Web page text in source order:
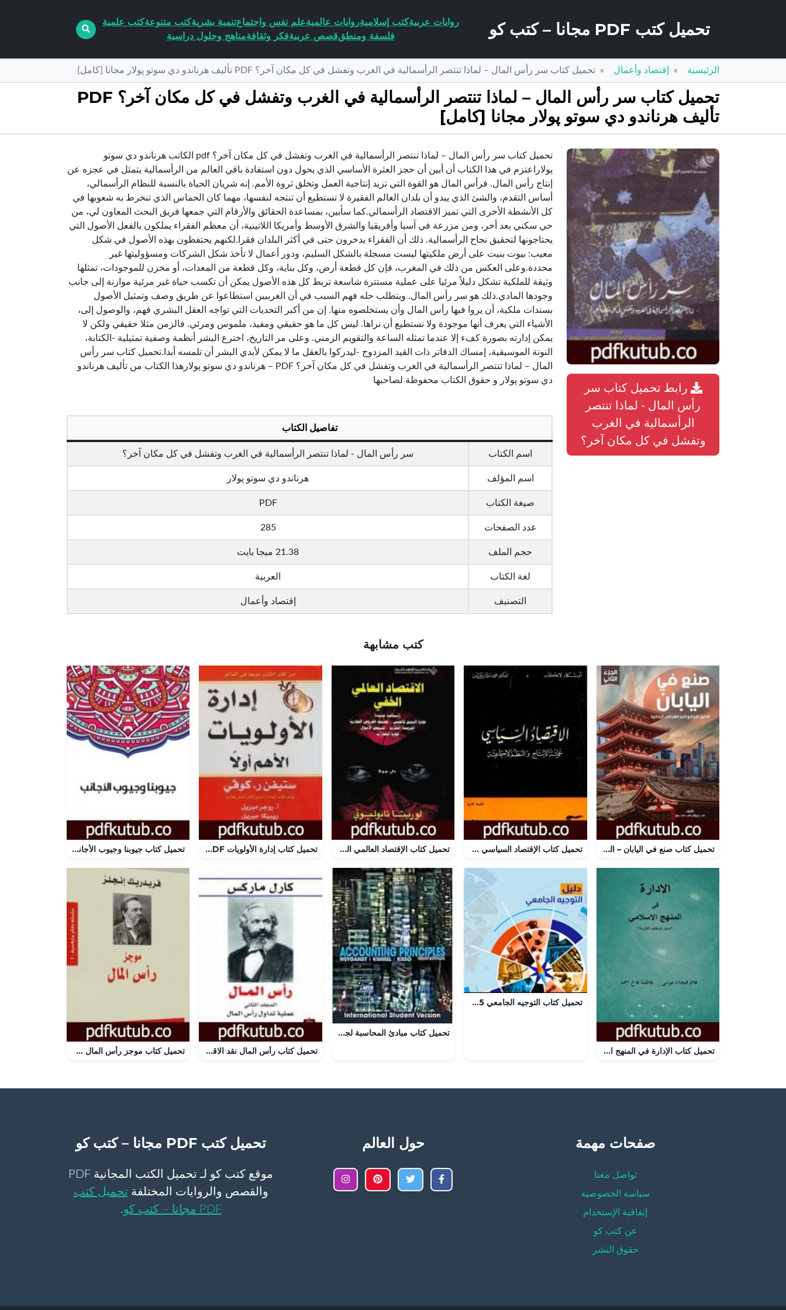
تحميل كتب PDF مجانا – كتب كو روايات عربيةكتب إسلاميةروايات عالميةعلم نفس واجتماعتنمية بشريةكتب متنوعةكتب علمية
فلسفة ومنطققصص عربيةفكر وثقافةمناهج وحلول دراسية
الرئيسية إقتصاد وأعمال تحميل كتاب سر رأس المال – لماذا تنتصر الرأسمالية في الغرب وتفشل في كل مكان آخر؟ PDF تأليف هرناندو دي سوتو پولار مجانا [كامل]
تحميل كتاب سر رأس المال – لماذا تنتصر الرأسمالية في الغرب وتفشل في كل مكان آخر؟ PDF
تأليف هرناندو دي سوتو پولار مجانا [كامل]
رابط تحميل كتاب سر
رأس المال - لماذا تنتصر
الرأسمالية في الغرب
وتفشل في كل مكان آخر؟
تحميل كتاب سر رأس المال – لماذا تنتصر الرأسمالية في الغرب وتفشل في كل مكان آخر؟ pdf الكاتب هرناندو دي سوتو
پولاراعتزم في هذا الكتاب أن أبين أن حجز العثرة الأساسي الذي يحول دون استفادة باقي العالم من الرأسمالية يتمثل في عجزه عن
إنتاج رأس المال. فرأس المال هو القوة التي تزيد إنتاجية العمل وتخلق ثروة الأمم. إنه شريان الحياة بالنسبة للنظام الرأسمالي،
أساس التقدم، والشئ الذي يبدو أن بلدان العالم الفقيرة لا تستطيع أن تنتجه لنفسها، مهما كان الحماس الذي تنخرط به شعوبها في
كل الأنشطة الأخرى التي تميز الاقتصاد الرأسمالي.كما سأبين، بمساعدة الحقائق والأرقام التي جمعها فريق البحث المعاون لي، من
حي سكني بعد أخر، ومن مزرعة في آسيا وأفريقيا والشرق الأوسط وأمريكا اللاتينية، أن معظم الفقراء يملكون بالفعل الأصول التي
يحتاجونها لتحقيق نجاح الرأسمالية. ذلك أن الفقراء يدخرون حتى في أكثر البلدان فقرا.لكنهم يحتفظون بهذه الأصول في شكل
معيب: بيوت بنيت على أرض ملكيتها ليست مسجلة بالشكل السليم، ودور أعمال لا تأخذ شكل الشركات ومسؤوليتها غير
محددة.وعلى العكس من ذلك في المغرب، فإن كل قطعة أرض، وكل بناية، وكل قطعة من المعدات، أو مخزن للموجودات، تمثلها
وثيقة للملكية تشكل دليلاً مرئيا على عملية مستترة شاسعة تربط كل هذه الأصول يمكن أن تكسب حياة غير مرئية موازنة إلى جانب
وجودها المادي.ذلك هو سر رأس المال. ويتطلب حله فهم السبب في أن الغربيين استطاعوا عن طريق وصف وتمثيل الأصول
بسندات ملكية، أن يروا فيها رأس المال وأن يستخلصوه منها. إن من أكبر التحديات التي تواجه العقل البشري فهم، والوصول إلى،
الأشياء التي يعرف أنها موجودة ولا نستطيع أن نراها. ليس كل ما هو حقيقي ومفيد، ملموس ومرئي. فالزمن مثلا حقيقي ولكن لا
يمكن إدارته بصورة كفء إلا عندما تمثله الساعة والتقويم الزمني. وعلى مر التاريخ، اخترع البشر أنظمة وصفية تمثيلية -الكتابة،
النوتة الموسيقية، إمساك الدفاتر ذات القيد المزدوج -ليدركوا بالعقل ما لا يمكن لأبدي البشر أن تلمسه أبدا.تحميل كتاب سر رأس
المال – لماذا تنتصر الرأسمالية في الغرب وتفشل في كل مكان آخر؟ PDF – هرناندو دي سوتو پولارهذا الكتاب من تأليف هرناندو
دي سوتو پولار و حقوق الكتاب محفوظة لصاحبها
تفاصيل الكتاب
اسم الكتاب سر رأس المال - لماذا تنتصر الرأسمالية في الغرب وتفشل في كل مكان آخر؟
اسم المؤلف هرناندو دي سوتو پولار
صيغة الكتاب PDF
عدد الصفحات 285
حجم الملف 21.38 ميجا بايت
لغة الكتاب العربية
التصنيف إقتصاد وأعمال
كتب مشابهة
تحميل كتاب صنع في اليابان – الجزء الثاني: الدليل التجاري لأبرز الشركات اليابانية PDF تأليف مروان سمور مجانا [كامل] تحميل كتاب الإقتصاد السياسي – الجزء الثاني – عملية الانتاج والنظم الاجتماعية PDF تأليف أوسكار ر. لانج مجانا [كامل] تحميل كتاب الإقتصاد العالمي الخفي PDF تأليف لوريتا نابوليوني مجانا [كامل] تحميل كتاب إدارة الأولويات PDF تأليف ستيفن آر كوفي مجانا [كامل] تحميل كتاب جيوبنا وجيوب الأجانب PDF تأليف سلامة موسى مجانا [كامل]
تحميل كتاب الإدارة في المنهج الإسلامي – مدخل الوظائف الإدارية PDF تأليف غانم فنجان موسى وفاطمة فالح احمد مجانا [كامل]
تحميل كتاب التوجيه الجامعي 2025 بصيغة PDF مجانا
تحميل كتاب مبادئ المحاسبة لجيري جي. ويغاندت وبول دي. كيميل بصيغة PDF مجانا
تحميل كتاب رأس المال نقد الاقتصاد السياسي – المجلد الثاني – عملية تداول رأس المال PDF تأليف كارل ماركس مجانا [كامل]
تحميل كتاب موجز رأس المال PDF تأليف فريدريك إنجلز مجانا [كامل]
صفحات مهمة
تواصل معنا
سياسة الخصوصية
إتفاقية الإستخدام
عن كتب كو
حقوق النشر
حول العالم تحميل كتب PDF مجانا – كتب كو
موقع كتب كو لـ تحميل الكتب المجانية PDF
والقصص والروايات المختلفة تحميل كتب
PDF مجانا – كتب كو
.